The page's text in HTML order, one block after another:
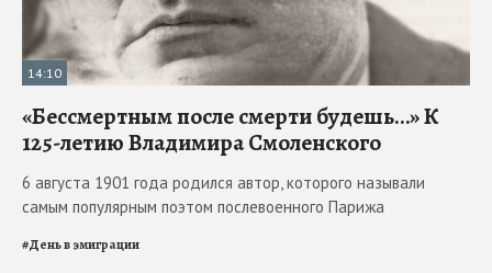
14:10
«Бессмертным после смерти будешь…» К
125-летию Владимира Смоленского
6 августа 1901 года родился автор, которого называли
самым популярным поэтом послевоенного Парижа
#День в эмиграции